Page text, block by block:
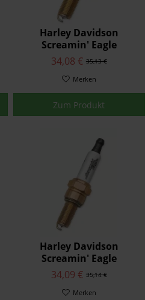
Harley Davidson
Screamin' Eagle
Performance
Zündkerzen 31600105
35,13 €
34,08 €
Merken
Zum Produkt
Harley Davidson
Screamin' Eagle
Performance
Zündkerzen 31600085
35,14 €
34,09 €
Merken